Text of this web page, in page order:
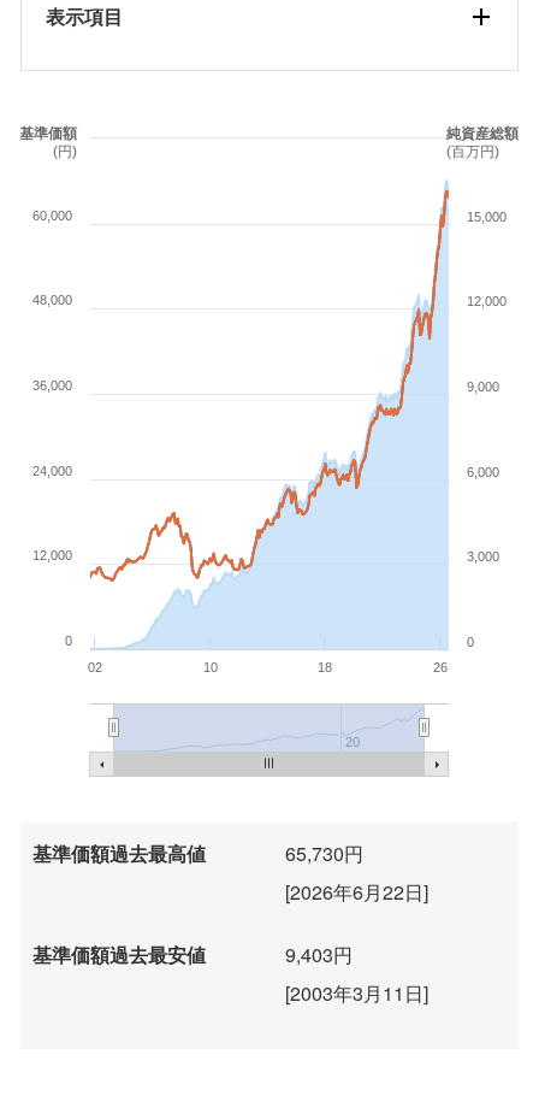
表示項目
基準価額
(円)
純資産総額
(百万円)
02 26
10 18
20
0
3,000
6,000
9,000
12,000
15,000
0
60,000
12,000
24,000
36,000
48,000
基準価額過去最高値
65,730円
[2026年6月22日]
基準価額過去最安値
9,403円
[2003年3月11日]